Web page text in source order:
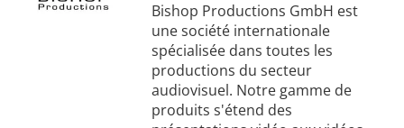
Bishop Productions GmbH est
une société internationale
spécialisée dans toutes les
productions du secteur
audiovisuel. Notre gamme de
produits s'étend des